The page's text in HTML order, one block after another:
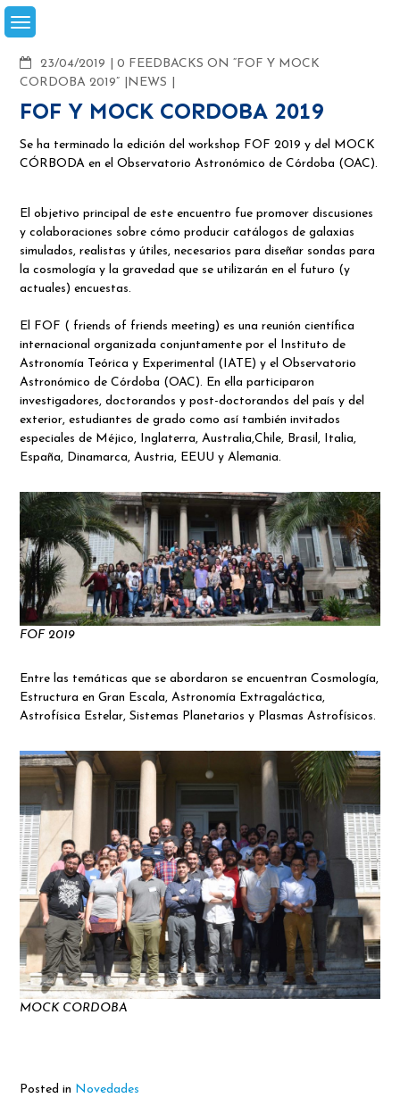
Skip
to
23/04/2019
COMMENTS
0 FEEDBACKS ON “FOF Y MOCK
CORDOBA 2019”
NEWS
FOF Y MOCK CORDOBA 2019
Se ha terminado la edición del workshop FOF 2019 y del MOCK
CÓRBODA en el Observatorio Astronómico de Córdoba (OAC).
El objetivo principal de este encuentro fue promover discusiones
y colaboraciones sobre cómo producir catálogos de galaxias
simulados, realistas y útiles, necesarios para diseñar sondas para
la cosmología y la gravedad que se utilizarán en el futuro (y
actuales) encuestas.
El FOF ( friends of friends meeting) es una reunión científica
internacional organizada conjuntamente por el Instituto de
Astronomía Teórica y Experimental (IATE) y el Observatorio
Astronómico de Córdoba (OAC). En ella participaron
investigadores, doctorandos y post-doctorandos del país y del
exterior, estudiantes de grado como así también invitados
especiales de Méjico, Inglaterra, Australia,Chile, Brasil, Italia,
España, Dinamarca, Austria, EEUU y Alemania.
FOF 2019
Entre las temáticas que se abordaron se encuentran Cosmología,
Estructura en Gran Escala, Astronomía Extragaláctica,
Astrofísica Estelar, Sistemas Planetarios y Plasmas Astrofísicos.
MOCK CORDOBA
Posted in Novedades